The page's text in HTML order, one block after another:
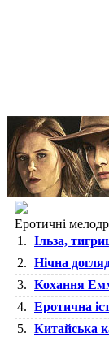
Еротичні
1. Ільза,
2. Нічна
3. Кохання
4. Еротична
5. Китайська